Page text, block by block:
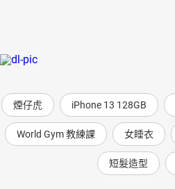
煙仔虎 iPhone 13 128GB
World Gym 教練課 女睡衣
短髮造型